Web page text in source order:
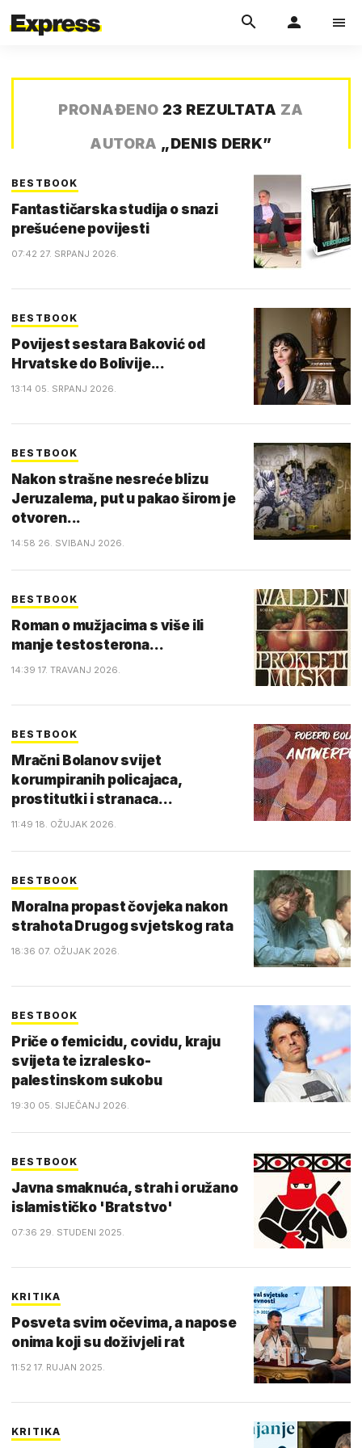
PRONAĐENO 23 REZULTATA ZA
AUTORA „DENIS DERK”
BESTBOOK
Fantastičarska studija o snazi
prešućene povijesti
07:42 27. SRPANJ 2026.
BESTBOOK
Povijest sestara Baković od
Hrvatske do Bolivije...
13:14 05. SRPANJ 2026.
BESTBOOK
Nakon strašne nesreće blizu
Jeruzalema, put u pakao širom je
otvoren...
14:58 26. SVIBANJ 2026.
BESTBOOK
Roman o mužjacima s više ili
manje testosterona...
14:39 17. TRAVANJ 2026.
BESTBOOK
Mračni Bolanov svijet
korumpiranih policajaca,
prostitutki i stranaca...
11:49 18. OŽUJAK 2026.
BESTBOOK
Moralna propast čovjeka nakon
strahota Drugog svjetskog rata
18:36 07. OŽUJAK 2026.
BESTBOOK
Priče o femicidu, covidu, kraju
svijeta te izralesko-
palestinskom sukobu
19:30 05. SIJEČANJ 2026.
BESTBOOK
Javna smaknuća, strah i oružano
islamističko 'Bratstvo'
07:36 29. STUDENI 2025.
KRITIKA
Posveta svim očevima, a napose
onima koji su doživjeli rat
11:52 17. RUJAN 2025.
KRITIKA